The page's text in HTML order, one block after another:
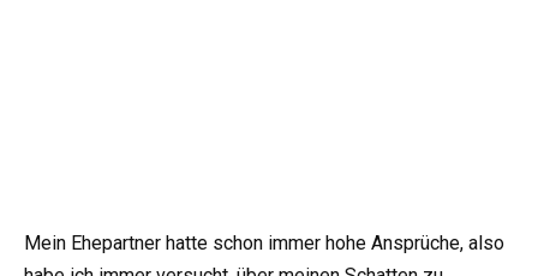
Mein Ehepartner hatte schon immer hohe Ansprüche, also